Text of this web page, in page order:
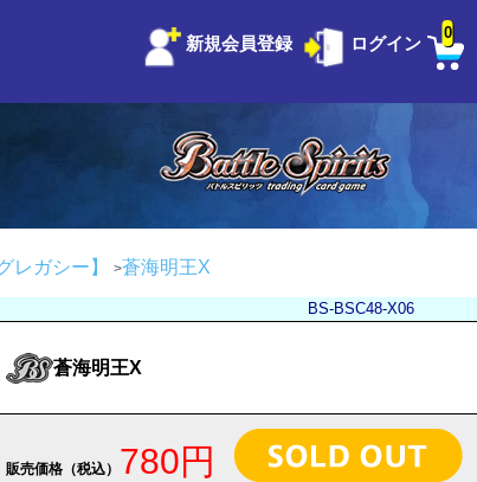
新規会員登録 ログイン
0
レガシー】 蒼海明王X
BS-BSC48-X06
蒼海明王X
販売価格（税込） 780円